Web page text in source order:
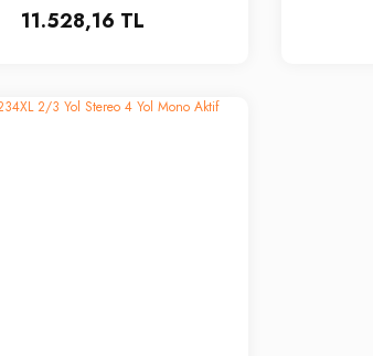
11.528,16 TL